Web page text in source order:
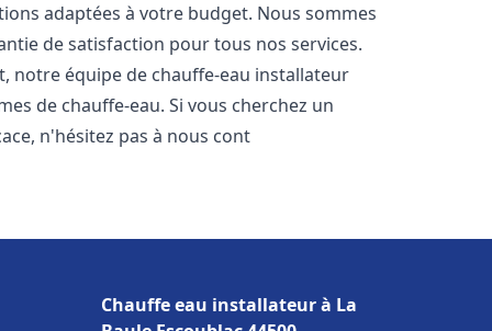
adaptées à votre budget. Nous sommes
de satisfaction pour tous nos services.
notre équipe de chauffe-eau installateur
de chauffe-eau. Si vous cherchez un
n'hésitez pas à nous cont
Chauffe eau installateur à La